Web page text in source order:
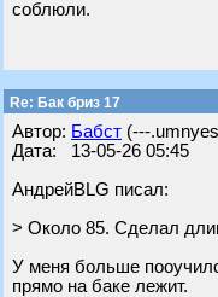
соблюли.
Re: Бак бриз 17
Автор: Бабст (---
Дата: 13-05-26 05:45
АндрейBLG писал:
> Около 85. Сделал
У меня больше
прямо на баке лежит.